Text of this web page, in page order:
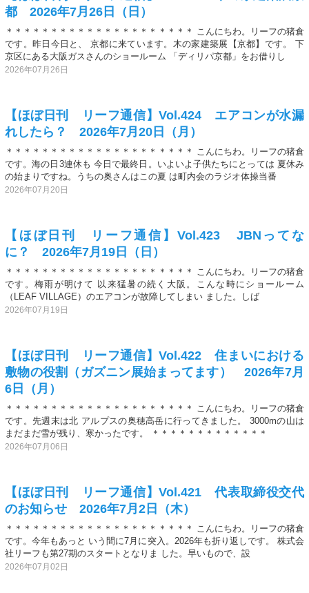
都 2026年7月26日（日）
＊＊＊＊＊＊＊＊＊＊＊＊＊＊＊＊＊＊＊＊＊ こんにちわ。リーフの猪倉
です。昨日今日と、 京都に来ています。木の家建築展【京都】です。 下
京区にある大阪ガスさんのショールーム 「ディリパ京都」をお借りし
2026年07月26日
【ほぼ日刊 リーフ通信】Vol.424 エアコンが水漏
れしたら？ 2026年7月20日（月）
＊＊＊＊＊＊＊＊＊＊＊＊＊＊＊＊＊＊＊＊＊ こんにちわ。リーフの猪倉
です。海の日3連休も 今日で最終日。いよいよ子供たちにとっては 夏休み
の始まりですね。うちの奥さんはこの夏 は町内会のラジオ体操当番
2026年07月20日
【ほぼ日刊 リーフ通信】Vol.423 JBNってな
に？ 2026年7月19日（日）
＊＊＊＊＊＊＊＊＊＊＊＊＊＊＊＊＊＊＊＊＊ こんにちわ。リーフの猪倉
です。梅雨が明けて 以来猛暑の続く大阪。こんな時にショールーム
（LEAF VILLAGE）のエアコンが故障してしまい ました。しば
2026年07月19日
【ほぼ日刊 リーフ通信】Vol.422 住まいにおける
敷物の役割（ガズニン展始まってます） 2026年7月
6日（月）
＊＊＊＊＊＊＊＊＊＊＊＊＊＊＊＊＊＊＊＊＊ こんにちわ。リーフの猪倉
です。先週末は北 アルプスの奥穂高岳に行ってきました。 3000mの山は
まだまだ雪が残り、寒かったです。 ＊＊＊＊＊＊＊＊＊＊＊＊＊
2026年07月06日
【ほぼ日刊 リーフ通信】Vol.421 代表取締役交代
のお知らせ 2026年7月2日（木）
＊＊＊＊＊＊＊＊＊＊＊＊＊＊＊＊＊＊＊＊＊ こんにちわ。リーフの猪倉
です。今年もあっと いう間に7月に突入。2026年も折り返しです。 株式会
社リーフも第27期のスタートとなりま した。早いもので、設
2026年07月02日